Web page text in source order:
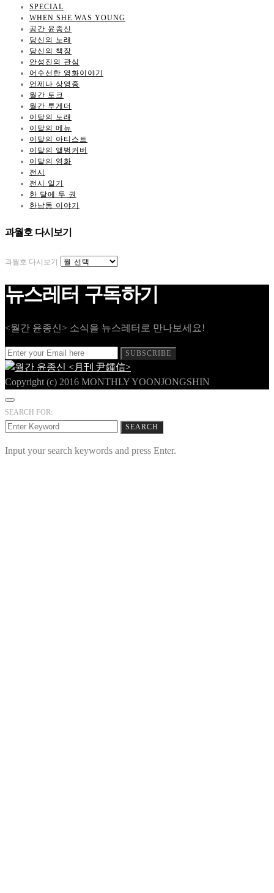
SPECIAL
WHEN SHE WAS YOUNG
공간 윤종신
당신의 노래
당신의 책장
안성진의 관심
어수선한 영화이야기
언제나 상영중
월간 토크
월간 투게더
이달의 노래
이달의 메뉴
이달의 아티스트
이달의 앨범커버
이달의 영화
전시
전시 일기
한 달에 두 권
한남동 이야기
과월호 다시보기
과월호 다시보기
뉴스레터 구독하기
<월간 윤종신> 소식을 뉴스레터로 만나보세요!
SUBSCRIBE
Copyright (c) 2016 MONTHLY YOONJONGSHIN
SEARCH FOR:
SEARCH
Input your search keywords and press Enter.